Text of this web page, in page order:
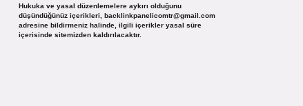
Hukuka ve yasal düzenlemelere aykırı olduğunu
düşündüğünüz içerikleri, backlinkpanelicomtr@gmail.com
adresine bildirmeniz halinde, ilgili içerikler yasal süre
içerisinde sitemizden kaldırılacaktır.